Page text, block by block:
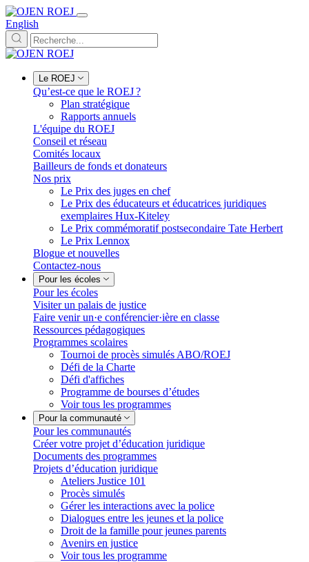
English
Le ROEJ
Qu’est-ce que le ROEJ ?
Plan stratégique
Rapports annuels
L'équipe du ROEJ
Conseil et réseau
Comités locaux
Bailleurs de fonds et donateurs
Nos prix
Le Prix des juges en chef
Le Prix des éducateurs et éducatrices juridiques
exemplaires Hux-Kiteley
Le Prix commémoratif postsecondaire Tate Herbert
Le Prix Lennox
Blogue et nouvelles
Contactez-nous
Pour les écoles
Pour les écoles
Visiter un palais de justice
Faire venir un·e conférencier·ière en classe
Ressources pédagogiques
Programmes scolaires
Tournoi de procès simulés ABO/ROEJ
Défi de la Charte
Défi d'affiches
Programme de bourses d’études
Voir tous les programmes
Pour la communauté
Pour les communautés
Créer votre projet d’éducation juridique
Documents des programmes
Projets d’éducation juridique
Ateliers Justice 101
Procès simulés
Gérer les interactions avec la police
Dialogues entre les jeunes et la police
Droit de la famille pour jeunes parents
Avenirs en justice
Voir tous les programme